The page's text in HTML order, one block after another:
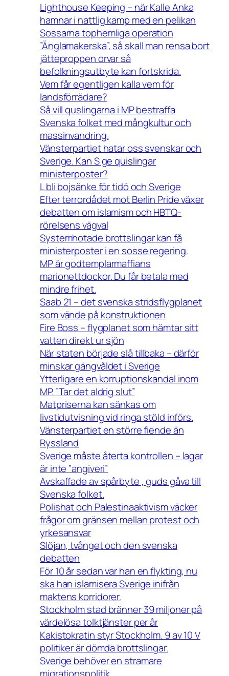
Lighthouse Keeping – när Kalle Anka
hamnar i nattlig kamp med en pelikan
Sossarna tophemliga operation
”Änglamakerska”, så skall man rensa bort
jätteproppen orvar så
befolkningsutbyte kan fortskrida.
Vem får egentligen kalla vem för
landsförrädare?
Så vill quslingarna i MP bestraffa
Svenska folket med mångkultur och
massinvandring.
Vänsterpartiet hatar oss svenskar och
Sverige. Kan S ge quislingar
ministerposter?
L bli bojsänke för tidö och Sverige
Efter terrordådet mot Berlin Pride växer
debatten om islamism och HBTQ-
rörelsens vägval
Systemhotade brottslingar kan få
ministerposter i en sosse regering.
MP är godtemplarmaffians
marionettdockor. Du får betala med
mindre frihet.
Saab 21 – det svenska stridsflygplanet
som vände på konstruktionen
Fire Boss – flygplanet som hämtar sitt
vatten direkt ur sjön
När staten började slå tillbaka – därför
minskar gängvåldet i Sverige
Ytterligare en korruptionskandal inom
MP. ”Tar det aldrig slut”
Matpriserna kan sänkas om
livstidutvisning vid ringa stöld införs.
Vänsterpartiet en större fiende än
Ryssland
Sverige måste återta kontrollen – lagar
är inte ”angiveri”
Avskaffade av spårbyte , guds gåva till
Svenska folket.
Polishat och Palestinaaktivism väcker
frågor om gränsen mellan protest och
yrkesansvar
Slöjan, tvånget och den svenska
debatten
För 10 år sedan var han en flykting, nu
ska han islamisera Sverige inifrån
maktens korridorer.
Stockholm stad bränner 39 miljoner på
värdelösa tolktjänster per år
Kakistokratin styr Stockholm. 9 av 10 V
politiker är dömda brottslingar.
Sverige behöver en stramare